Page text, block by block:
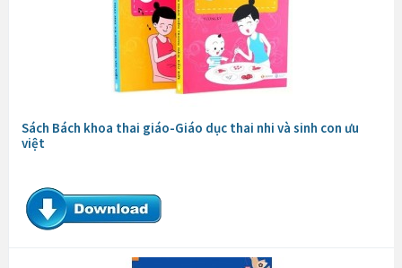
Sách Bách khoa thai giáo-Giáo dục thai nhi và sinh con ưu
việt